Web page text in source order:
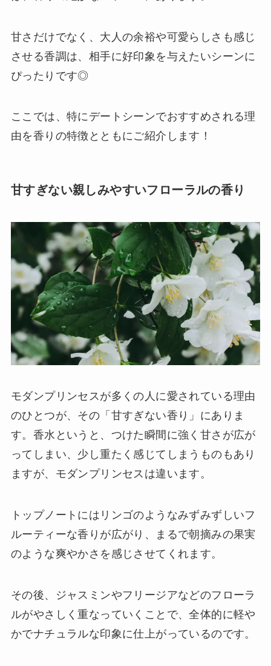
甘さだけでなく、大人の余裕や可愛らしさも感じ
させる香調は、相手に好印象を与えたいシーンに
ぴったりです◎
ここでは、特にデートシーンでおすすめされる理
由を香りの特徴とともにご紹介します！
甘すぎない親しみやすいフローラルの香り
モダンプリンセスが多くの人に愛されている理由
のひとつが、その「甘すぎない香り」にありま
す。香水というと、つけた瞬間に強く甘さが広が
ってしまい、少し重たく感じてしまうものもあり
ますが、モダンプリンセスは違います。
トップノートにはリンゴのようなみずみずしいフ
ルーティーな香りが広がり、まるで朝摘みの果実
のような爽やかさを感じさせてくれます。
その後、ジャスミンやフリージアなどのフローラ
ルがやさしく重なっていくことで、全体的に軽や
かでナチュラルな印象に仕上がっているのです。